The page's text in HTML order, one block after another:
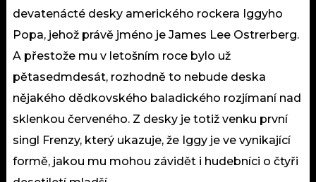
devatenácté desky amerického rockera Iggyho
Popa, jehož právě jméno je James Lee Ostrerberg.
A přestože mu v letošním roce bylo už
pětasedmdesát, rozhodně to nebude deska
nějakého dědkovského baladického rozjímaní nad
sklenkou červeného. Z desky je totiž venku první
singl Frenzy, který ukazuje, že Iggy je ve vynikající
formě, jakou mu mohou závidět i hudebníci o čtyři